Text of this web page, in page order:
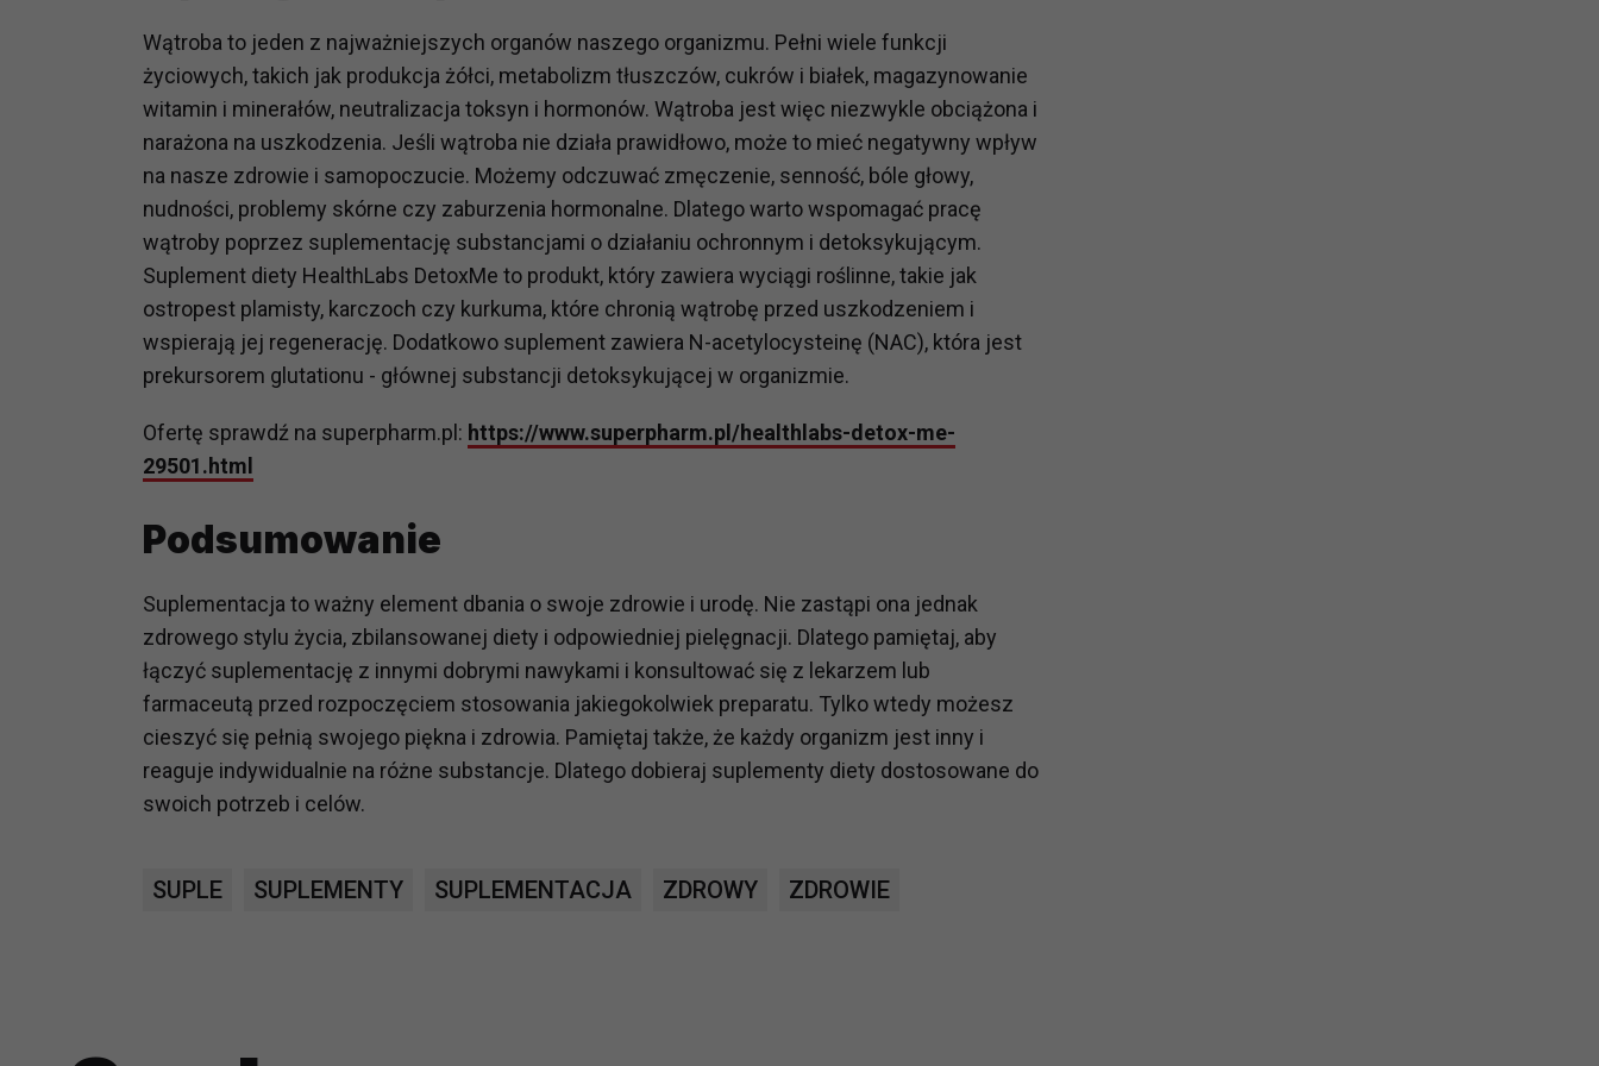
Wątroba to jeden z najważniejszych organów naszego organizmu. Pełni wiele funkcji
życiowych, takich jak produkcja żółci, metabolizm tłuszczów, cukrów i białek, magazynowanie
witamin i minerałów, neutralizacja toksyn i hormonów. Wątroba jest więc niezwykle obciążona i
narażona na uszkodzenia. Jeśli wątroba nie działa prawidłowo, może to mieć negatywny wpływ
na nasze zdrowie i samopoczucie. Możemy odczuwać zmęczenie, senność, bóle głowy,
nudności, problemy skórne czy zaburzenia hormonalne. Dlatego warto wspomagać pracę
wątroby poprzez suplementację substancjami o działaniu ochronnym i detoksykującym.
Suplement diety HealthLabs DetoxMe to produkt, który zawiera wyciągi roślinne, takie jak
ostropest plamisty, karczoch czy kurkuma, które chronią wątrobę przed uszkodzeniem i
wspierają jej regenerację. Dodatkowo suplement zawiera N-acetylocysteinę (NAC), która jest
prekursorem glutationu - głównej substancji detoksykującej w organizmie.
Ofertę sprawdź na superpharm.pl: https://www.superpharm.pl/healthlabs-detox-me-
29501.html
Podsumowanie
Suplementacja to ważny element dbania o swoje zdrowie i urodę. Nie zastąpi ona jednak
zdrowego stylu życia, zbilansowanej diety i odpowiedniej pielęgnacji. Dlatego pamiętaj, aby
łączyć suplementację z innymi dobrymi nawykami i konsultować się z lekarzem lub
farmaceutą przed rozpoczęciem stosowania jakiegokolwiek preparatu. Tylko wtedy możesz
cieszyć się pełnią swojego piękna i zdrowia. Pamiętaj także, że każdy organizm jest inny i
reaguje indywidualnie na różne substancje. Dlatego dobieraj suplementy diety dostosowane do
swoich potrzeb i celów.
SUPLE SUPLEMENTY SUPLEMENTACJA ZDROWY ZDROWIE
Komu możemy przekazać dane?
Zgodnie z obowiązującym prawem Twoje dane możemy przekazywać podmiotom przetwarzającym je na nasze zlecenie,
np. agencjom marketingowym, podwykonawcom naszych usług oraz podmiotom uprawnionym do uzyskania danych na podstawie
obowiązującego prawa np. sądy lub organy ścigania – oczywiście tylko gdy wystąpią z żądaniem w oparciu o stosowną podstawę
prawną. Pragniemy też wspomnieć, że na większości stron internetowych dane o ruchu użytkowników zbierane są przez naszych
Zaufanych parterów.
Jakie masz prawa w stosunku do Twoich danych?
Masz między innymi prawo do żądania dostępu do danych, sprostowania, usunięcia lub ograniczenia ich przetwarzania. Możesz
także wycofać zgodę na przetwarzanie danych osobowych, zgłosić sprzeciw oraz skorzystać z innych praw wymienionych
szczegółowo tutaj.
Każde przetwarzanie Twoich danych musi być oparte na właściwej, zgodnej z obowiązującymi przepisami, podstawie prawnej.
(tymi umowami są zazwyczaj regulaminy lub podobne dokumenty dostępne w usługach, z których korzystasz). Taką podstawą
prawną dla pomiarów statystycznych i marketingu własnego administratorów jest tzw. uzasadniony interes administratora.
zgody.